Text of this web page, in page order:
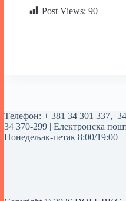
Post Views: 90
Tелефон: + 381 34 301 337,
34 370-299 | Електронска
Понедељак-петак 8:00/19:00